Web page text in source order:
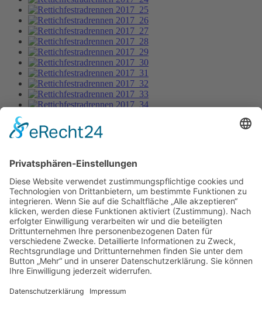
Rettichfestradrennen 2017_36
Bild-Informationen
Aktuelle Seite:
Bildergalerie